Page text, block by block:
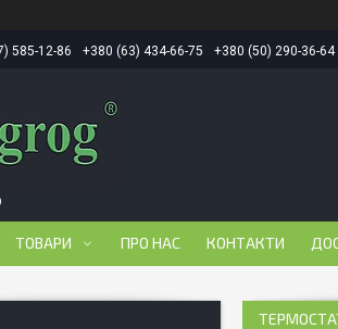
585-12-86 +380 (63) 434-66-75 +380 (50) 290-36-64
ТОВАРИ ПРО НАС КОНТАКТИ